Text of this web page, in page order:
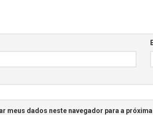
meus dados neste navegador para a